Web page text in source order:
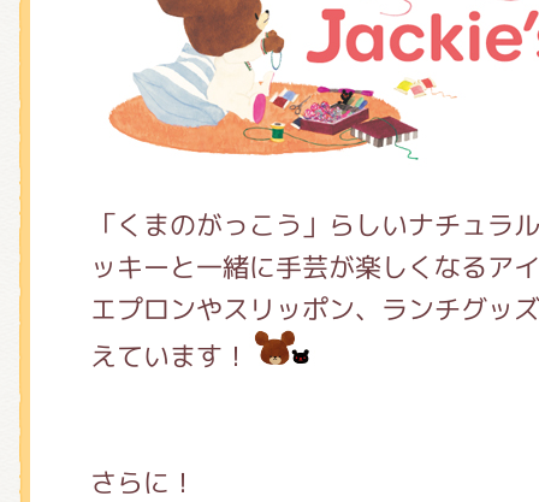
「くまのがっこう」らしいナチュラ
ッキーと一緒に手芸が楽しくなるア
エプロンやスリッポン、ランチグッ
えています！
さらに！
チア ジャッキーズ！
くまのがっこう しょくいんしつ
くまのがっこう 家庭科部